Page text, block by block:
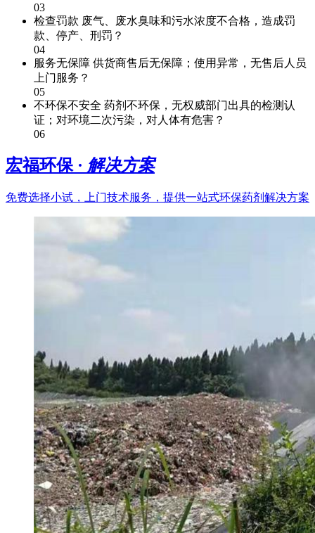
03
检查罚款 废气、废水臭味和污水浓度不合格，造成罚
款、停产、刑罚？
04
服务无保障 供货商售后无保障；使用异常，无售后人员
上门服务？
05
不环保不安全 药剂不环保，无权威部门出具的检测认
证；对环境二次污染，对人体有危害？
06
宏福环保 · 解决方案
免费选择小试，上门技术服务，提供一站式环保药剂解决方案